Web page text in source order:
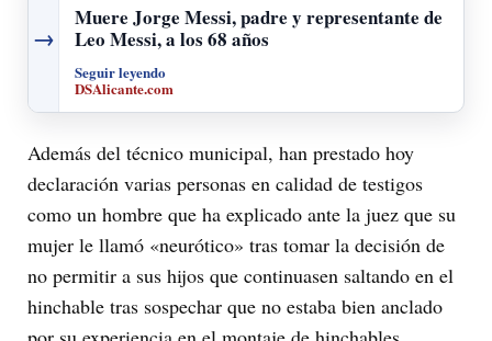
→
Muere Jorge Messi, padre y representante de
Leo Messi, a los 68 años
Seguir leyendo
DSAlicante.com
Además del técnico municipal, han prestado hoy
declaración varias personas en calidad de testigos
como un hombre que ha explicado ante la juez que su
mujer le llamó «neurótico» tras tomar la decisión de
no permitir a sus hijos que continuasen saltando en el
hinchable tras sospechar que no estaba bien anclado